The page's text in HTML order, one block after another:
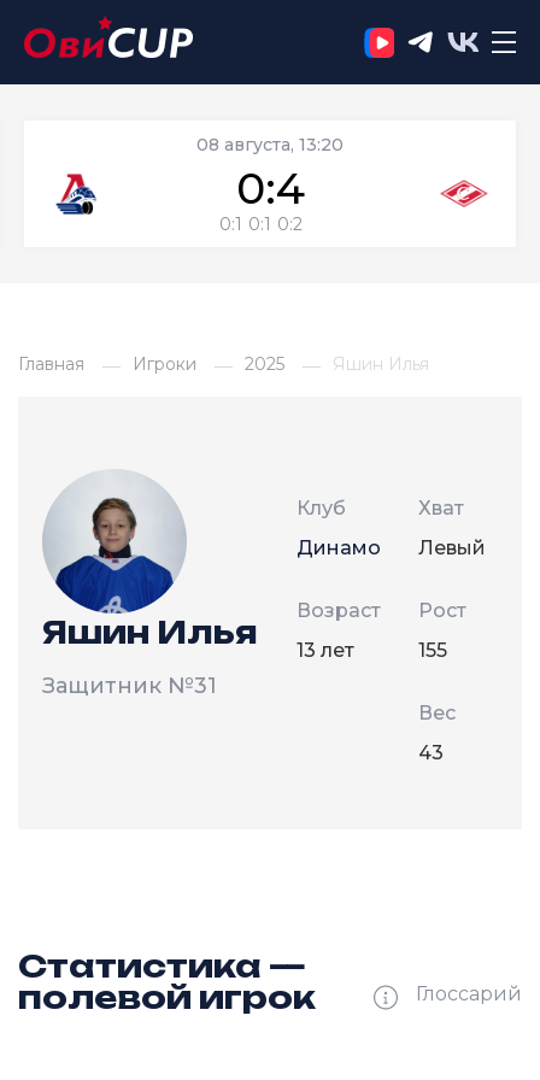
08 августа, 13:20
0:4
0:1 0:1 0:2
Главная Игроки 2025 Яшин Илья
Яшин Илья
Защитник №31
Клуб
Динамо
Возраст
13 лет
Хват
Левый
Рост
155
Вес
43
Статистика —
полевой игрок
Глоссарий